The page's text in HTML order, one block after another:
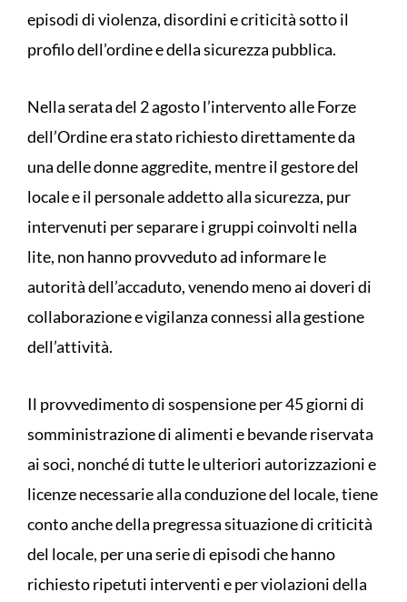
episodi di violenza, disordini e criticità sotto il
profilo dell’ordine e della sicurezza pubblica.
Nella serata del 2 agosto l’intervento alle Forze
dell’Ordine era stato richiesto direttamente da
una delle donne aggredite, mentre il gestore del
locale e il personale addetto alla sicurezza, pur
intervenuti per separare i gruppi coinvolti nella
lite, non hanno provveduto ad informare le
autorità dell’accaduto, venendo meno ai doveri di
collaborazione e vigilanza connessi alla gestione
dell’attività.
Il provvedimento di sospensione per 45 giorni di
somministrazione di alimenti e bevande riservata
ai soci, nonché di tutte le ulteriori autorizzazioni e
licenze necessarie alla conduzione del locale, tiene
conto anche della pregressa situazione di criticità
del locale, per una serie di episodi che hanno
richiesto ripetuti interventi e per violazioni della